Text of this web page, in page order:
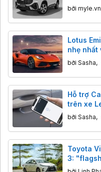
bởi
Lotus
nhẹ nhất
bởi Sasha,
Hỗ trợ
trên xe
bởi Sasha,
Toyota
3:
đoán được